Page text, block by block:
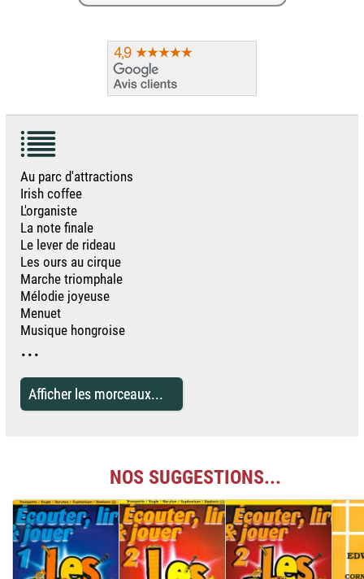
Au parc d'attractions
Irish coffee
L'organiste
La note finale
Le lever de rideau
Les ours au cirque
Marche triomphale
Mélodie joyeuse
Menuet
Musique hongroise
...
Afficher les morceaux...
NOS SUGGESTIONS...